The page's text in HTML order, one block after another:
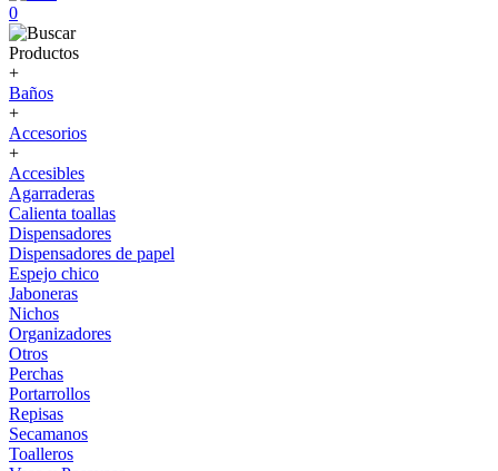
0
Productos
+
Baños
+
Accesorios
+
Accesibles
Agarraderas
Calienta toallas
Dispensadores
Dispensadores de papel
Espejo chico
Jaboneras
Nichos
Organizadores
Otros
Perchas
Portarrollos
Repisas
Secamanos
Toalleros